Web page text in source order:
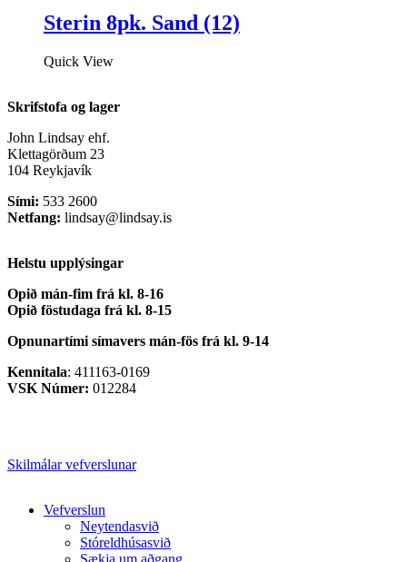
Sterin 8pk. Sand (12)
Quick View
Skrifstofa og lager
John Lindsay ehf.
Klettagörðum 23
104 Reykjavík
Sími: 533 2600
Netfang: lindsay@lindsay.is
Helstu upplýsingar
Opið mán-fim frá kl. 8-16
Opið föstudaga frá kl. 8-15
Opnunartími símavers mán-fös frá kl. 9-14
Kennitala: 411163-0169
VSK Númer: 012284
Skilmálar vefverslunar
Close
Vefverslun
Neytendasvið
Stóreldhúsasvið
Sækja um aðgang